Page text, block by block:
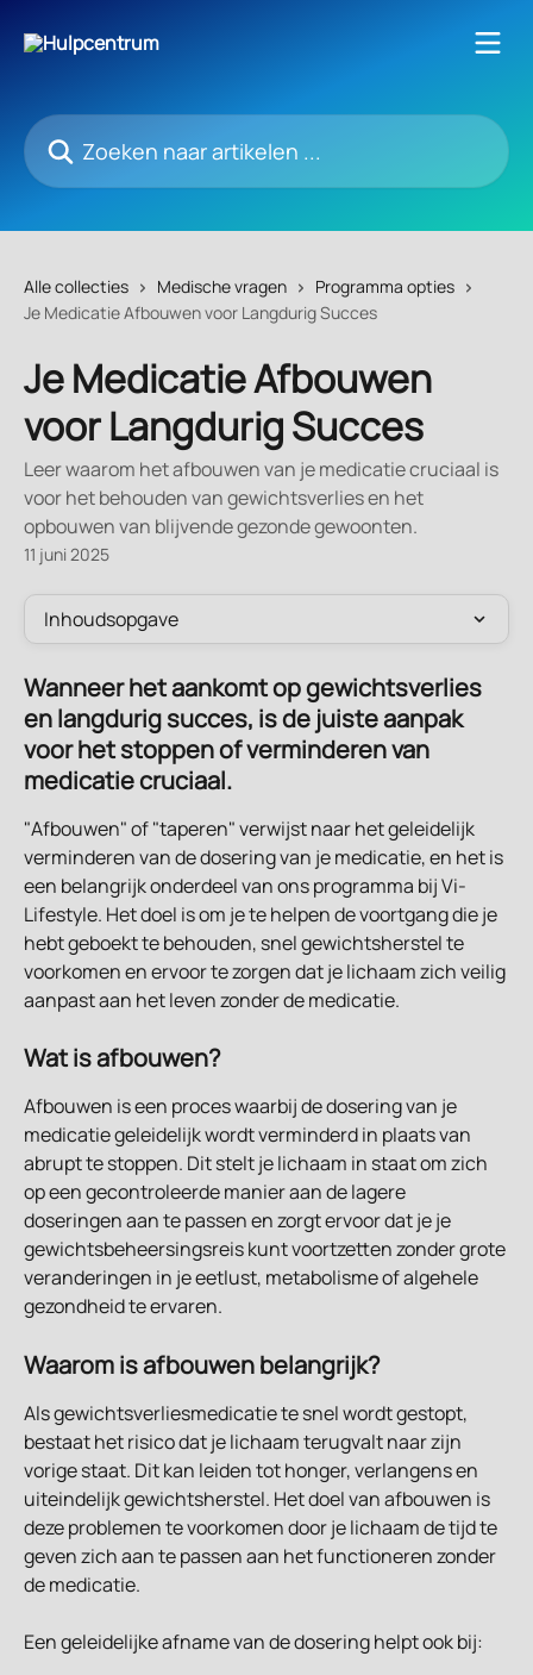
Zoeken naar artikelen ...
Alle collecties Medische vragen
Programma opties
Je Medicatie Afbouwen voor Langdurig Succes
Je Medicatie Afbouwen
voor Langdurig Succes
Leer waarom het afbouwen van je medicatie cruciaal is
voor het behouden van gewichtsverlies en het
opbouwen van blijvende gezonde gewoonten.
11 juni 2025
Inhoudsopgave
Wanneer het aankomt op gewichtsverlies
en langdurig succes, is de juiste aanpak
voor het stoppen of verminderen van
medicatie cruciaal.
"Afbouwen" of "taperen" verwijst naar het geleidelijk
verminderen van de dosering van je medicatie, en het is
een belangrijk onderdeel van ons programma bij Vi-
Lifestyle. Het doel is om je te helpen de voortgang die je
hebt geboekt te behouden, snel gewichtsherstel te
voorkomen en ervoor te zorgen dat je lichaam zich veilig
aanpast aan het leven zonder de medicatie.
Wat is afbouwen?
Afbouwen is een proces waarbij de dosering van je
medicatie geleidelijk wordt verminderd in plaats van
abrupt te stoppen. Dit stelt je lichaam in staat om zich
op een gecontroleerde manier aan de lagere
doseringen aan te passen en zorgt ervoor dat je je
gewichtsbeheersingsreis kunt voortzetten zonder grote
veranderingen in je eetlust, metabolisme of algehele
gezondheid te ervaren.
Waarom is afbouwen belangrijk?
Als gewichtsverliesmedicatie te snel wordt gestopt,
bestaat het risico dat je lichaam terugvalt naar zijn
vorige staat. Dit kan leiden tot honger, verlangens en
uiteindelijk gewichtsherstel. Het doel van afbouwen is
deze problemen te voorkomen door je lichaam de tijd te
geven zich aan te passen aan het functioneren zonder
de medicatie.
Een geleidelijke afname van de dosering helpt ook bij: